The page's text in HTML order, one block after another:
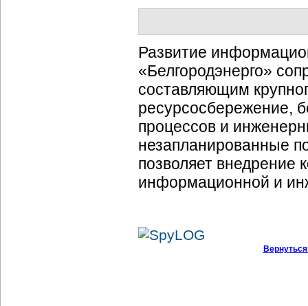
Развитие
«Белгородэнерго»
составляющим
ресурсосбережение,
процессов и
незапланированные
позволяет внедрение
информационной и